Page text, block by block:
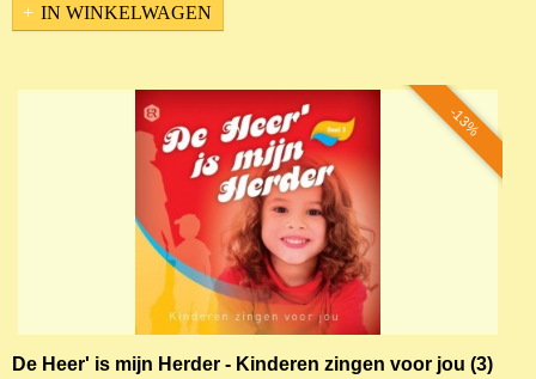
IN WINKELWAGEN
-13%
De Heer' is mijn Herder - Kinderen zingen voor jou (3)